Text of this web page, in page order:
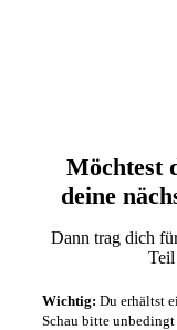
Möchtest
deine
Dann trag dich
Teil
Wichtig: Du erhältst
Schau bitte unbedingt